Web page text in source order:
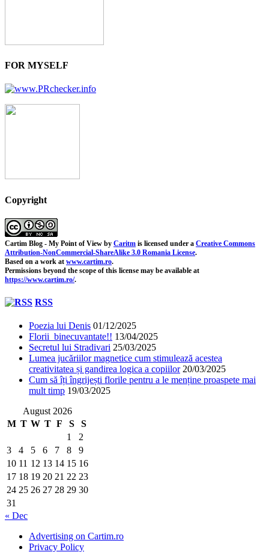
FOR MYSELF
Copyright
Cartim Blog - My Point of View by Caritm is licensed under a Creative Commons
Attribution-NonCommercial-ShareAlike 3.0 Romania License.
Based on a work at www.cartim.ro.
Permissions beyond the scope of this license may be available at
https://www.cartim.ro/.
RSS
Poezia lui Denis 01/12/2025
Florii binecuvantate!! 13/04/2025
Secretul lui Stradivari 25/03/2025
Lumea jucăriilor magnetice cum stimulează acestea
creativitatea și gandirea logica a copiilor 20/03/2025
Cum să îți îngrijești florile pentru a le menține proaspete mai
mult timp 19/03/2025
August 2026
M T W T F S
S
1
2
3
4 5 6 7 8
9
10 11 12 13 14 15 16
17 18 19 20 21 22 23
24 25 26 27 28 29 30
31
« Dec
Advertising on Cartim.ro
Privacy Policy